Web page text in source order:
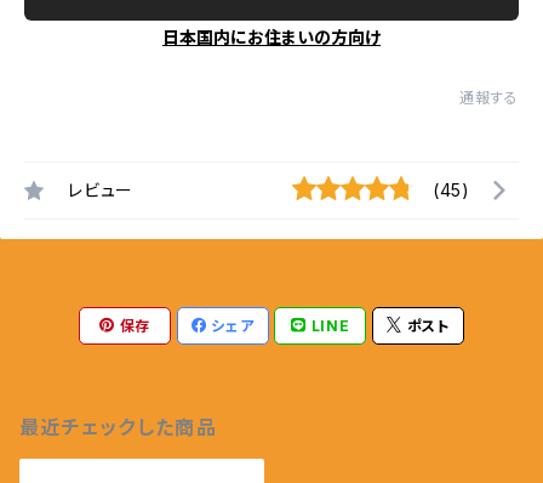
日本国内にお住まいの方向け
通報する
レビュー (45)
保存 シェア LINE ポスト
最近チェックした商品